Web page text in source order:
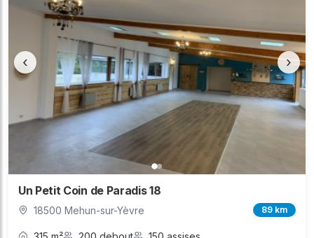
‹ ›
Un Petit Coin de Paradis 18
18500 Mehun-sur-Yèvre 89 km